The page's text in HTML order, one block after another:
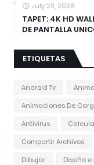
July 23, 2026
TAPET: 4K HD
DE PANTALLA
ETIQUETAS
Android Tv
Animaciones De
Antivirus
Compartir Archivos
Dibujar
Diseño